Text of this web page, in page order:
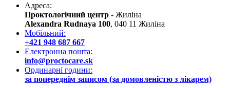
Адреса:
Проктологічний центр - Жиліна
Alexandra Rudnaya 100, 040 11 Жиліна
Мобільний:
+421 948 687 667
Електронна пошта:
info@proctocare.sk
Ординарні години:
за попереднім записом (за домовленістю з лікарем)